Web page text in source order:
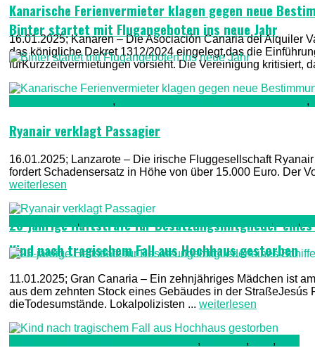
Kanarische Ferienvermieter klagen gegen neue
16.01.2025; Kanaren – Die Asociación Canaria del Alquiler
das königliche Dekret 1312/2024 eingelegt,das die
fürKurzzeitvermietungen vorsieht. Die Vereinigung kritisiert,
, ,
Ryanair verklagt Passagier
16.01.2025; Lanzarote – Die irische Fluggesellschaft
fordert Schadensersatz in Höhe von über 15.000 Euro. Der
weiterlesen
, , ,
Kind nach tragischem Fall aus Hochhaus gestorben
11.01.2025; Gran Canaria – Ein zehnjähriges Mädchen ist
aus dem zehnten Stock eines Gebäudes in der
dieTodesumstände. Lokalpolizisten ... weiterlesen
, , ,
Binter startet mit Flugangeboten ins neue Jahr
23-jährige Haftstrafe für Besatzungsmitglieder